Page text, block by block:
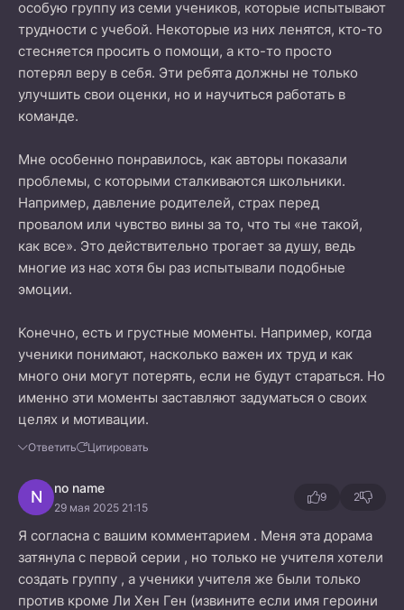
особую группу из семи учеников, которые испытывают
трудности с учебой. Некоторые из них ленятся, кто-то
стесняется просить о помощи, а кто-то просто
потерял веру в себя. Эти ребята должны не только
улучшить свои оценки, но и научиться работать в
команде.
Мне особенно понравилось, как авторы показали
проблемы, с которыми сталкиваются школьники.
Например, давление родителей, страх перед
провалом или чувство вины за то, что ты «не такой,
как все». Это действительно трогает за душу, ведь
многие из нас хотя бы раз испытывали подобные
эмоции.
Конечно, есть и грустные моменты. Например, когда
ученики понимают, насколько важен их труд и как
много они могут потерять, если не будут стараться. Но
именно эти моменты заставляют задуматься о своих
целях и мотивации.
Ответить Цитировать
N no name
29 мая 2025 21:15
9 2
Я согласна с вашим комментарием . Меня эта дорама
затянула с первой серии , но только не учителя хотели
создать группу , а ученики учителя же были только
против кроме Ли Хен Ген (извините если имя героини